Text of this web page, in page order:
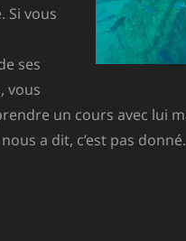
Si vous
ses
vous
un cours avec lui
nous a dit, c’est pas donné.